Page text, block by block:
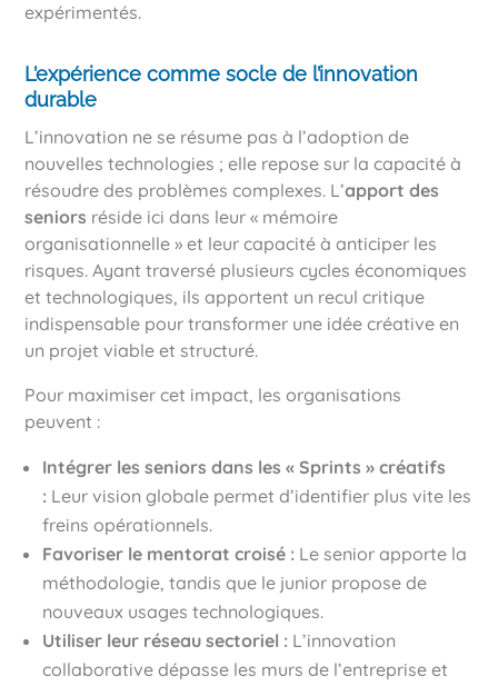
expérimentés.
L’expérience comme socle de l’innovation
durable
L’innovation ne se résume pas à l’adoption de
nouvelles technologies ; elle repose sur la capacité à
résoudre des problèmes complexes. L’apport des
seniors réside ici dans leur « mémoire
organisationnelle » et leur capacité à anticiper les
risques. Ayant traversé plusieurs cycles économiques
et technologiques, ils apportent un recul critique
indispensable pour transformer une idée créative en
un projet viable et structuré.
Pour maximiser cet impact, les organisations
peuvent :
Intégrer les seniors dans les « Sprints » créatifs
: Leur vision globale permet d’identifier plus vite les
freins opérationnels.
Favoriser le mentorat croisé : Le senior apporte la
méthodologie, tandis que le junior propose de
nouveaux usages technologiques.
Utiliser leur réseau sectoriel : L’innovation
collaborative dépasse les murs de l’entreprise et